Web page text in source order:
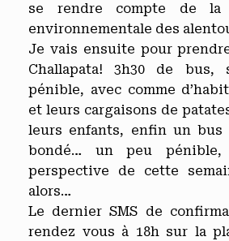
se rendre compte de la
environnementale des
Je vais ensuite pour
Challapata! 3h30 de bus,
pénible, avec comme
et leurs cargaisons de
leurs enfants, enfin un bus
bondé… un peu
perspective de cette
alors…
Le dernier SMS de
rendez vous à 18h sur la